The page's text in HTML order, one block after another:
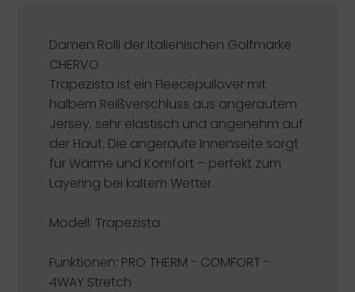
Damen Rolli der italienischen Golfmarke
CHERVO
Trapezista ist ein Fleecepullover mit
halbem Reißverschluss aus angerautem
Jersey, sehr elastisch und angenehm auf
der Haut. Die angeraute Innenseite sorgt
für Wärme und Komfort – perfekt zum
Layering bei kaltem Wetter.
Modell: Trapezista
Funktionen: PRO THERM - COMFORT -
4WAY Stretch